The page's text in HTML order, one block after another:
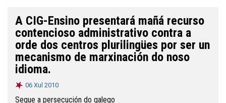
A CIG-Ensino presentará mañá recurso
contencioso administrativo contra a
orde dos centros plurilingües por ser un
mecanismo de marxinación do noso
idioma.
06 Xul 2010
Segue a persecución do galego